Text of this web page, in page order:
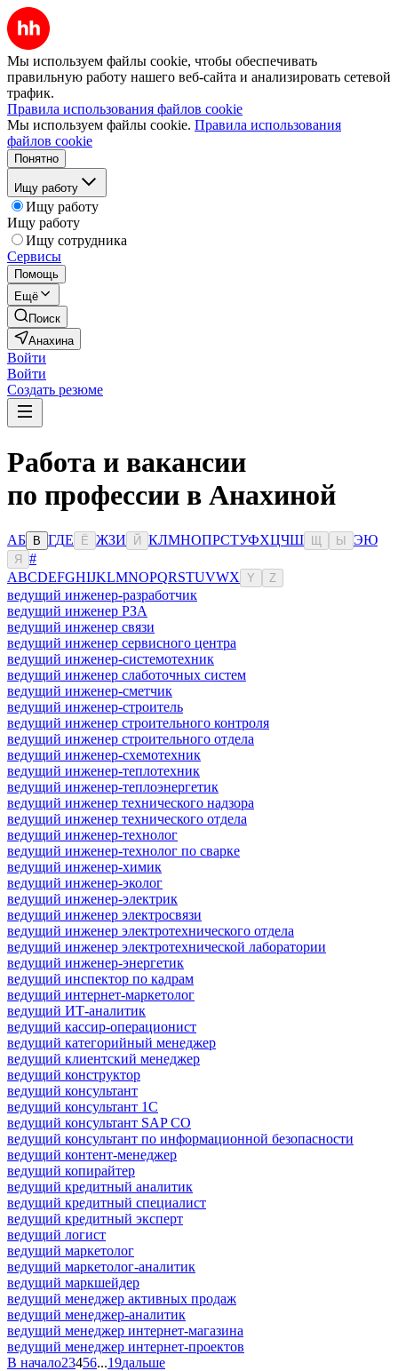
Мы используем файлы cookie, чтобы обеспечивать
правильную работу нашего веб-сайта и анализировать сетевой
трафик.
Правила использования файлов cookie
Мы используем файлы cookie. Правила использования
файлов cookie
Понятно
Ищу работу
Ищу работу
Ищу работу
Ищу сотрудника
Сервисы
Помощь
Ещё
Поиск
Анахина
Войти
Войти
Создать резюме
Работа и вакансии
по профессии в Анахиной
АБ В ГДЕ Ё ЖЗИ Й КЛМНОПРСТУФХЦЧШ Ы ЭЮ
Я
#
ABCDEFGHIJKLMNOPQRSTUVWX Y Z
ведущий инженер-разработчик
ведущий инженер РЗА
ведущий инженер связи
ведущий инженер сервисного центра
ведущий инженер-системотехник
ведущий инженер слаботочных систем
ведущий инженер-сметчик
ведущий инженер-строитель
ведущий инженер строительного контроля
ведущий инженер строительного отдела
ведущий инженер-схемотехник
ведущий инженер-теплотехник
ведущий инженер-теплоэнергетик
ведущий инженер технического надзора
ведущий инженер технического отдела
ведущий инженер-технолог
ведущий инженер-технолог по сварке
ведущий инженер-химик
ведущий инженер-эколог
ведущий инженер-электрик
ведущий инженер электросвязи
ведущий инженер электротехнического отдела
ведущий инженер электротехнической лаборатории
ведущий инженер-энергетик
ведущий инспектор по кадрам
ведущий интернет-маркетолог
ведущий ИТ-аналитик
ведущий кассир-операционист
ведущий категорийный менеджер
ведущий клиентский менеджер
ведущий конструктор
ведущий консультант
ведущий консультант 1С
ведущий консультант SAP CO
ведущий консультант по информационной безопасности
ведущий контент-менеджер
ведущий копирайтер
ведущий кредитный аналитик
ведущий кредитный специалист
ведущий кредитный эксперт
ведущий логист
ведущий маркетолог
ведущий маркетолог-аналитик
ведущий маркшейдер
ведущий менеджер активных продаж
ведущий менеджер-аналитик
ведущий менеджер интернет-магазина
ведущий менеджер интернет-проектов
В начало23456...19дальше